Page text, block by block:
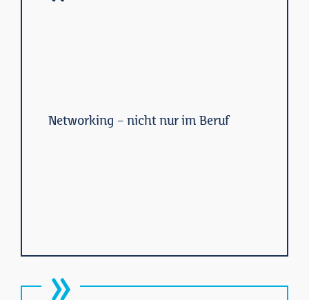
Networking – nicht nur im Beruf